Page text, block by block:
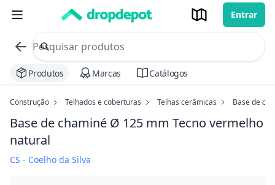
Entrar
commerce search no header
Procurar
Produtos Marcas Catálogos
Construção Telhados e coberturas Telhas cerâmicas Base de
Base de chaminé Ø 125 mm Tecno vermelho
natural
CS - Coelho da Silva